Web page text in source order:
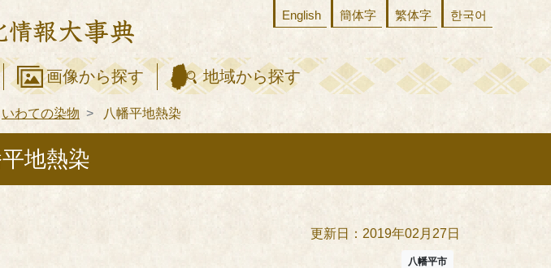
English 簡体字 繁体字 한국어
画像から探す 地域から探す
いわての染物 八幡平地熱染
地熱染
更新日：2019年02月27日
八幡平市